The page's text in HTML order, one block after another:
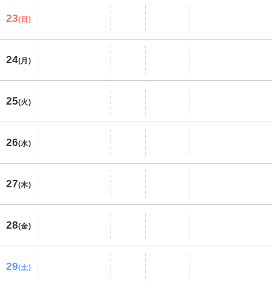
23(日)
24(月)
25(火)
26(水)
27(木)
28(金)
29(土)